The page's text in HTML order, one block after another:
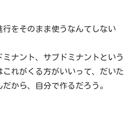
をそのまま使うなんてしない
ナント、サブドミナントという
れがくる方がいいって、だいた
から、自分で作るだろう。